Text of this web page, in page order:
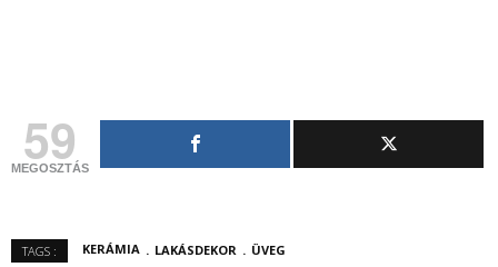
59
MEGOSZTÁS
TAGS : KERÁMIA LAKÁSDEKOR ÜVEG